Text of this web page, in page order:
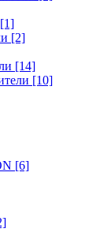
[1]
[2]
[14]
[10]
[6]